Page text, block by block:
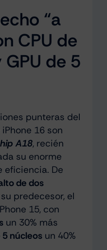
“a
CPU de
de 5
punteras del
16 son
A18, recién
su enorme
eficiencia. De
de dos
predecesor, el
15, con
un 30% más
5 núcleosun 40%